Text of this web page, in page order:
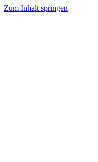
Zum Inhalt springen